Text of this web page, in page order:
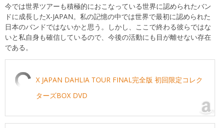
今では世界ツアーも積極的におこなっている世界に認められたバン
ドに成長したX-JAPAN。私の記憶の中では世界で最初に認められた
日本のバンドではないかと思う。しかし、ここで終わる彼らではな
いと私自身も確信しているので、今後の活動にも目が離せない存在
である。
X JAPAN DAHLIA TOUR FINAL完全版 初回限定コレク
ターズBOX DVD